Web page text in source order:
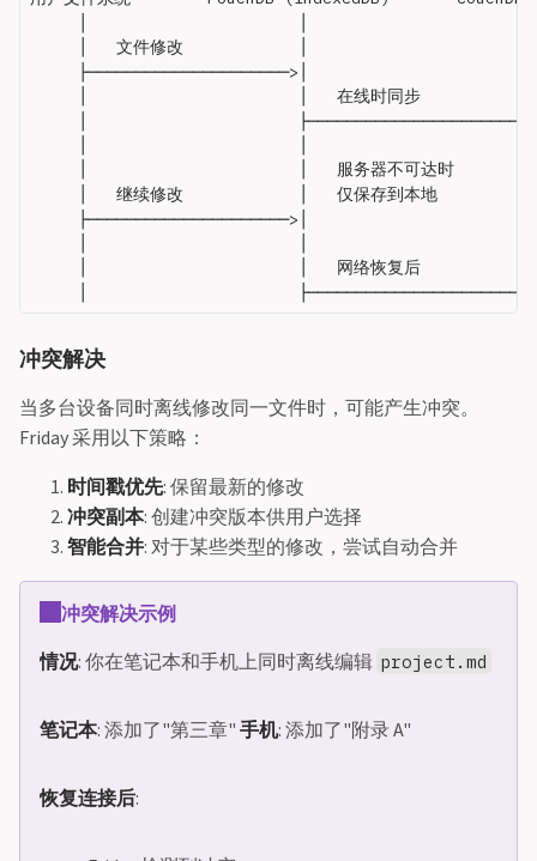
│   文件修改            │
├─────────────────────>│
│                      │   在线时同步
│
│                      │   服务器不可达时
│   继续修改            │   仅保存到本地
├─────────────────────>│
│                      │   网络恢复后
冲突解决
当多台设备同时离线修改同一文件时，可能产生冲突。
Friday 采用以下策略：
时间戳优先: 保留最新的修改
冲突副本: 创建冲突版本供用户选择
智能合并: 对于某些类型的修改，尝试自动合并
冲突解决示例
情况: 你在笔记本和手机上同时离线编辑 project.md
笔记本: 添加了"第三章" 手机: 添加了"附录 A"
恢复连接后: